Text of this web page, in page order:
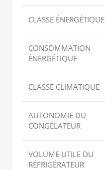
CLASSE ÉNERGÉTIQUE
CONSOMMATION
ÉNERGÉTIQUE
CLASSE CLIMATIQUE
AUTONOMIE DU
CONGÉLATEUR
VOLUME UTILE DU
RÉFRIGÉRATEUR